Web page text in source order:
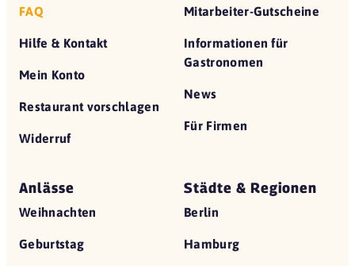
01067 Dresden
L'Osteria Dresden
01067 Dresden
Schmidt's
L'Osteria
47051 Duisburg
FAQ
Hilfe & Kontakt
Mein Konto
Restaurant vorschlagen
Widerruf
Mitarbeiter-Gutscheine
Informationen für
Gastronomen
News
Für Firmen
Anlässe
Weihnachten
Geburtstag
Städte & Regionen
Berlin
Hamburg